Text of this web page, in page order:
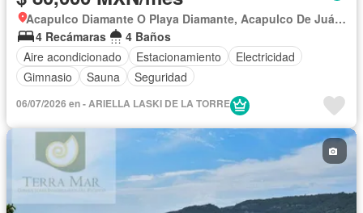
Acapulco Diamante O Playa Diamante, Acapulco De Juárez
4 Recámaras
4 Baños
Aire acondicionado
Estacionamiento
Electricidad
Gimnasio
Sauna Seguridad
06/07/2026 en - ARIELLA LASKI DE LA TORRE